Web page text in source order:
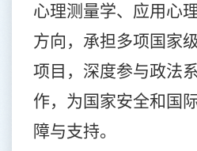
心理测量学、应用心
方向，承担多项国家
项目，深度参与政法
作，为国家安全和国
障与支持。